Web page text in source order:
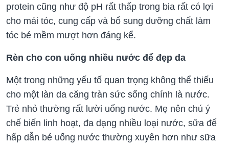
protein cũng như độ pH rất thấp trong bia rất có lợi
cho mái tóc, cung cấp và bổ sung dưỡng chất làm
tóc bé mềm mượt hơn đáng kể.
Rèn cho con uống nhiều nước để đẹp da
Một trong những yếu tố quan trọng không thể thiếu
cho một làn da căng tràn sức sống chính là nước.
Trẻ nhỏ thường rất lười uống nước. Mẹ nên chú ý
chế biến linh hoạt, đa dạng nhiều loại nước, sữa để
hấp dẫn bé uống nước thường xuyên hơn như sữa